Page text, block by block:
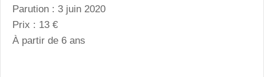
Parution : 3 juin 2020
Prix : 13 €
À partir de 6 ans